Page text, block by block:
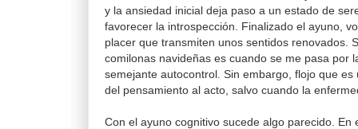
y la ansiedad inicial deja paso a un estado de
favorecer la introspección. Finalizado el ayuno,
placer que transmiten unos sentidos renovados.
comilonas navideñas es cuando se me pasa por
semejante autocontrol. Sin embargo, flojo que es
del pensamiento al acto, salvo cuando la
Con el ayuno cognitivo sucede algo parecido. En